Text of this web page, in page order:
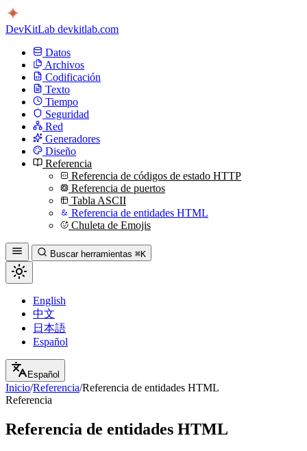
DevKitLab devkitlab.com
Datos
Archivos
Codificación
Texto
Tiempo
Seguridad
Red
Generadores
Diseño
Referencia
Referencia de códigos de estado HTTP
Referencia de puertos
Tabla ASCII
Referencia de entidades HTML
Chuleta de Emojis
Buscar herramientas ⌘K
English
中文
日本語
Español
Español
Inicio/Referencia/Referencia de entidades HTML
Referencia
Referencia de entidades HTML